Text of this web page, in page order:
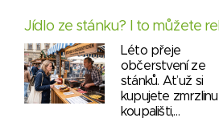
Jídlo ze stánku? I to můžete
Léto přeje
občerstvení ze
stánků. Ať už si
kupujete
koupališti,…